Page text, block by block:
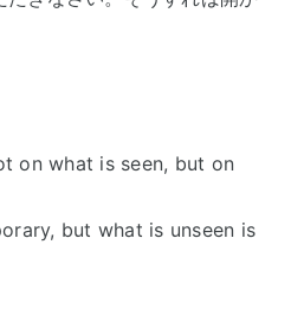
on what is seen, but on
but what is unseen is